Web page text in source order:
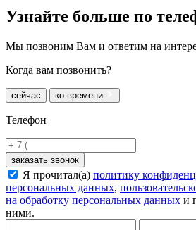
Узнайте больше по
Мы позвоним Вам и ответим на
Когда вам позвонить?
сейчас ко времени
Телефон
заказать звонок
Я прочитал(а) политику
персональных данных,
на обработку персональных данных и
ними.